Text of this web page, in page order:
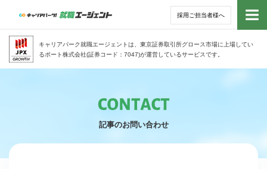
採用ご担当者様へ
キャリアパーク就職エージェントは、東京証券取引所グロース市場に上場してい
るポート株式会社(証券コード：7047)が運営しているサービスです。
トッ
記事のお問い合わせ